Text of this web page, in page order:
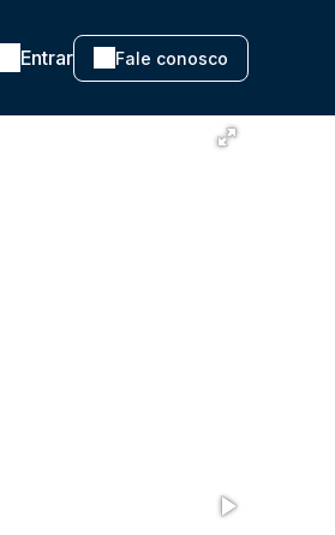
Fale conosco
Entrar